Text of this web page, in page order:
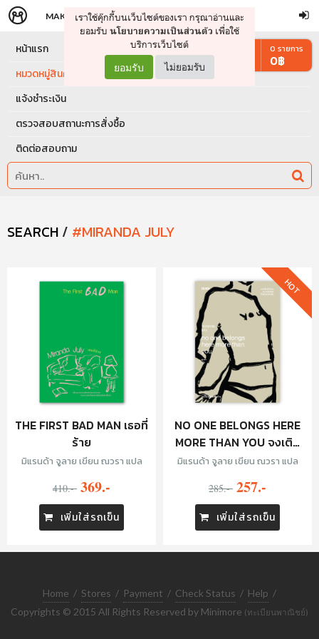
จัดการรถเข็น ดำเนินการต่อ
MAKERS STORE
เราใช้คุ๊กกี้บนเว็บไซต์ของเรา กรุณาอ่านและ
ยอมรับ นโยบายความเป็นส่วนตัว เพื่อใช้
บริการเว็บไซต์
ยอมรับ ไม่ยอมรับ
หน้าแรก
หมวดหมู่สินค้า
แจ้งชำระเงิน
ตรวจสอบสถานะการสั่งซื้อ
ติดต่อสอบถาม
0 รายการ
0฿
SEARCH / #MIRANDA JULY
THE FIRST BAD MAN เธอที่
ร้าย
มิแรนด้า จูลาย เขียน ณวรา แปล
410.- 369.-
เพิ่มใส่รถเข็น
NO ONE BELONGS HERE
MORE THAN YOU จงเติม
คุณในช่องว่าง
มิแรนด้า จูลาย เขียน ณวรา แปล
285.- 257.-
เพิ่มใส่รถเข็น
HOT
Home / Stores / Payment / Check Status / Help /
Copyrights © 2015 All Rights Reserved by Minimore (ทะเบียนพาณิชย์)